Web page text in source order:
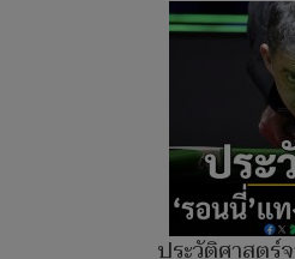
ประวัติศาสต